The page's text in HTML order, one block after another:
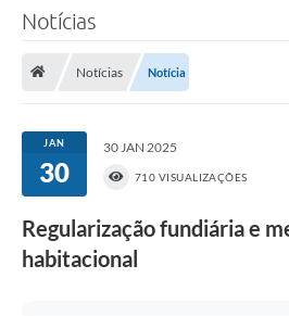
Notícias
Notícias Notícia
JAN
30
30 JAN 2025
710 VISUALIZAÇÕES
Regularização fundiária e
habitacional